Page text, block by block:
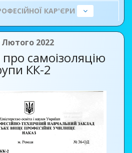
КАР'ЄРИ
Лютого 2022
самоізоляцію
КК-2